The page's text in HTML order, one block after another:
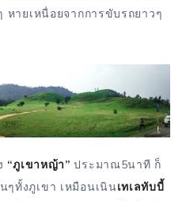
หายเหนื่อยจากการขับรถยาวๆ
“ภูเขาหญ้า” ประมาณ5นาที ก็
ทั้งภูเขา เหมือนเนินเทเลทับบี้